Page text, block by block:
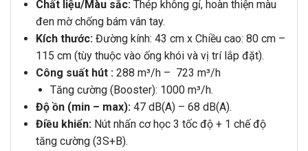
Chất liệu/Màu sắc:Thép không gỉ, hoàn thiện màu
đen mờ chống bám vân tay.
Kích thước: Đường kính: 43 cm x Chiều cao: 80 cm –
115 cm (tùy thuộc vào ống khói và vị trí lắp đặt).
Công suất hút : 288 m³/h – 723 m³/h
Tăng cường (Booster): 1000 m³/h.
Độ ồn (min – max):47 dB(A) – 68 dB(A).
Điều khiển:Nút nhấn cơ học 3 tốc độ + 1 chế độ
tăng cường (3S+B).